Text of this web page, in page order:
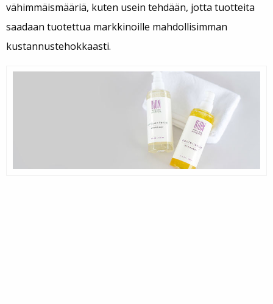
vähimmäismääriä, kuten usein tehdään, jotta tuotteita
saadaan tuotettua markkinoille mahdollisimman
kustannustehokkaasti.